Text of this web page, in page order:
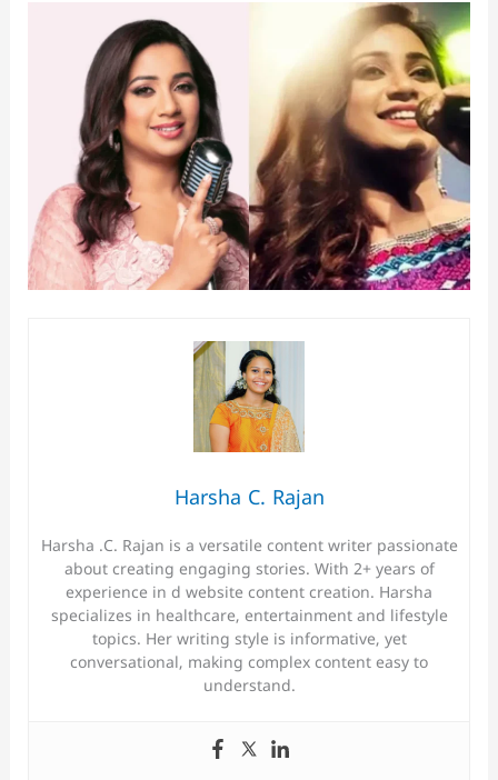
Harsha C. Rajan
Harsha .C. Rajan is a versatile content writer passionate
about creating engaging stories. With 2+ years of
experience in d website content creation. Harsha
specializes in healthcare, entertainment and lifestyle
topics. Her writing style is informative, yet
conversational, making complex content easy to
understand.